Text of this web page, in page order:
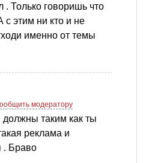
. Только говоришь что
с этим ни кто и не
именно от темы
модератору
таким как ты
реклама и
. Браво